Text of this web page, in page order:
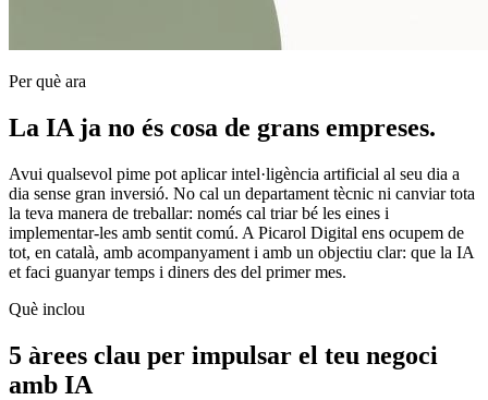
Per què ara
La IA ja no és cosa de grans empreses.
Avui qualsevol pime pot aplicar intel·ligència artificial al seu dia a
dia sense gran inversió. No cal un departament tècnic ni canviar tota
la teva manera de treballar: només cal triar bé les eines i
implementar-les amb sentit comú. A Picarol Digital ens ocupem de
tot, en català, amb acompanyament i amb un objectiu clar: que la IA
et faci guanyar temps i diners des del primer mes.
Què inclou
5 àrees clau per impulsar el teu negoci
amb IA